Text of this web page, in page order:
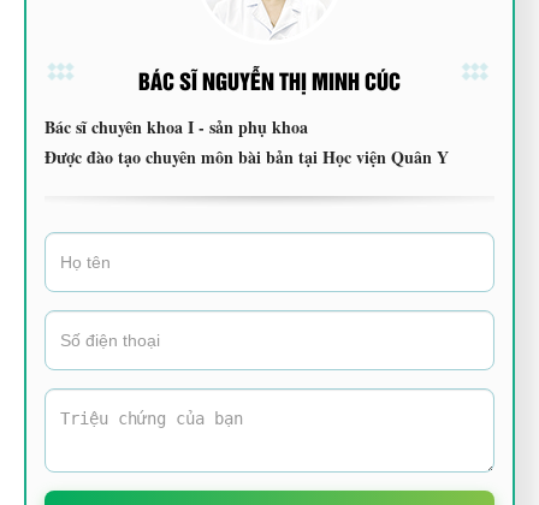
BÁC SĨ NGUYỄN THỊ MINH CÚC
Bác sĩ chuyên khoa I - sản phụ khoa
Được đào tạo chuyên môn bài bản tại Học viện Quân Y